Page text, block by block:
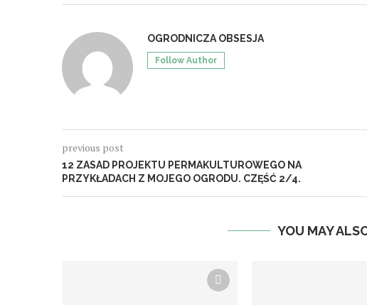
OGRODNICZA OBSESJA
Follow Author
previous post
12 ZASAD PROJEKTU PERMAKULTUROWEGO NA
PRZYKŁADACH Z MOJEGO OGRODU. CZĘŚĆ 2/4.
YOU MAY